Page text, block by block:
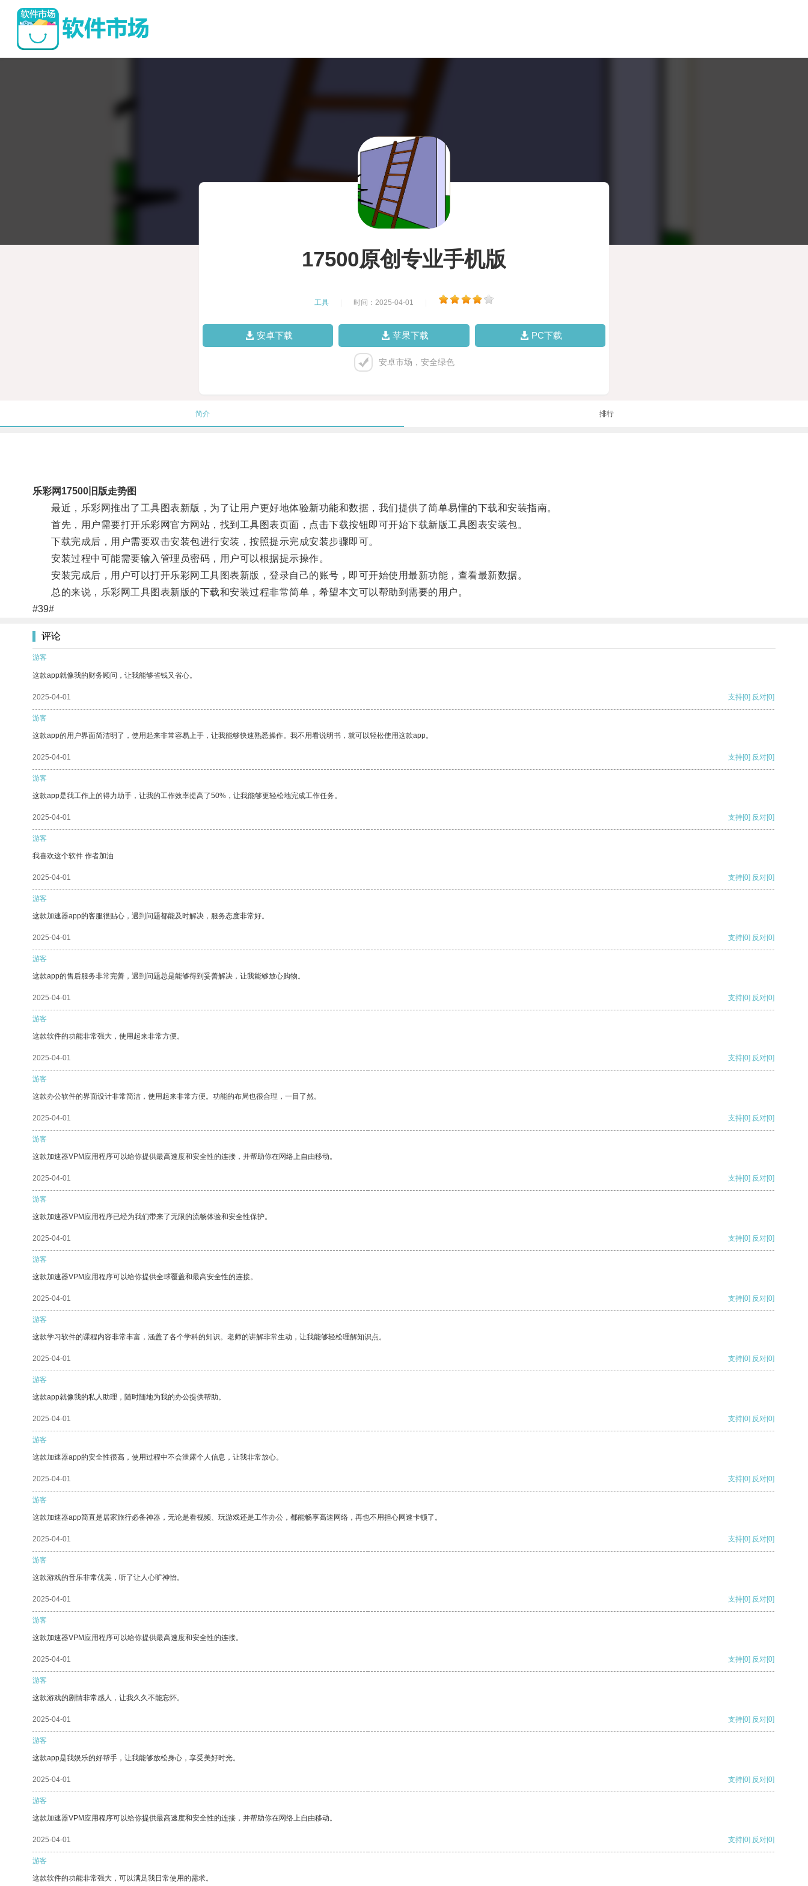
17500原创专业手机版
工具 时间：2025-04-01
安卓下载 苹果下载 PC下载
安卓市场，安全绿色
简介 排行
乐彩网17500旧版走势图
最近，乐彩网推出了工具图表新版，为了让用户更好地体验新功能和数据，我们提供了简单易懂的下载和安装指南。
首先，用户需要打开乐彩网官方网站，找到工具图表页面，点击下载按钮即可开始下载新版工具图表安装包。
下载完成后，用户需要双击安装包进行安装，按照提示完成安装步骤即可。
安装过程中可能需要输入管理员密码，用户可以根据提示操作。
安装完成后，用户可以打开乐彩网工具图表新版，登录自己的账号，即可开始使用最新功能，查看最新数据。
总的来说，乐彩网工具图表新版的下载和安装过程非常简单，希望本文可以帮助到需要的用户。
#39#
评论
游客
这款app就像我的财务顾问，让我能够省钱又省心。
2025-04-01 支持[0] 反对[0]
游客
这款app的用户界面简洁明了，使用起来非常容易上手，让我能够快速熟悉操作。我不用看说明书，就可以轻松使用这款app。
2025-04-01 支持[0] 反对[0]
游客
这款app是我工作上的得力助手，让我的工作效率提高了50%，让我能够更轻松地完成工作任务。
2025-04-01 支持[0] 反对[0]
游客
我喜欢这个软件 作者加油
2025-04-01 支持[0] 反对[0]
游客
这款加速器app的客服很贴心，遇到问题都能及时解决，服务态度非常好。
2025-04-01 支持[0] 反对[0]
游客
这款app的售后服务非常完善，遇到问题总是能够得到妥善解决，让我能够放心购物。
2025-04-01 支持[0] 反对[0]
游客
这款软件的功能非常强大，使用起来非常方便。
2025-04-01 支持[0] 反对[0]
游客
这款办公软件的界面设计非常简洁，使用起来非常方便。功能的布局也很合理，一目了然。
2025-04-01 支持[0] 反对[0]
游客
这款加速器VPM应用程序可以给你提供最高速度和安全性的连接，并帮助你在网络上自由移动。
2025-04-01 支持[0] 反对[0]
游客
这款加速器VPM应用程序已经为我们带来了无限的流畅体验和安全性保护。
2025-04-01 支持[0] 反对[0]
游客
这款加速器VPM应用程序可以给你提供全球覆盖和最高安全性的连接。
2025-04-01 支持[0] 反对[0]
游客
这款学习软件的课程内容非常丰富，涵盖了各个学科的知识。老师的讲解非常生动，让我能够轻松理解知识点。
2025-04-01 支持[0] 反对[0]
游客
这款app就像我的私人助理，随时随地为我的办公提供帮助。
2025-04-01 支持[0] 反对[0]
游客
这款加速器app的安全性很高，使用过程中不会泄露个人信息，让我非常放心。
2025-04-01 支持[0] 反对[0]
游客
这款加速器app简直是居家旅行必备神器，无论是看视频、玩游戏还是工作办公，都能畅享高速网络，再也不用担心网速卡顿了。
2025-04-01 支持[0] 反对[0]
游客
这款游戏的音乐非常优美，听了让人心旷神怡。
2025-04-01 支持[0] 反对[0]
游客
这款加速器VPM应用程序可以给你提供最高速度和安全性的连接。
2025-04-01 支持[0] 反对[0]
游客
这款游戏的剧情非常感人，让我久久不能忘怀。
2025-04-01 支持[0] 反对[0]
游客
这款app是我娱乐的好帮手，让我能够放松身心，享受美好时光。
2025-04-01 支持[0] 反对[0]
游客
这款加速器VPM应用程序可以给你提供最高速度和安全性的连接，并帮助你在网络上自由移动。
2025-04-01 支持[0] 反对[0]
游客
这款软件的功能非常强大，可以满足我日常使用的需求。